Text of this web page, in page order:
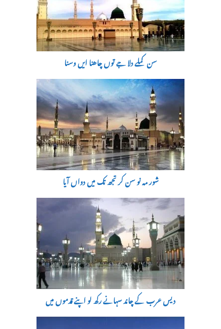
سن کملے دلا جے توں چاھنا ایں وسنا
شور مہ نو سن کر تجھ تک میں دواں آیا
دیس عرب کے چاند سہانے رکھ لو اپنے قدموں میں